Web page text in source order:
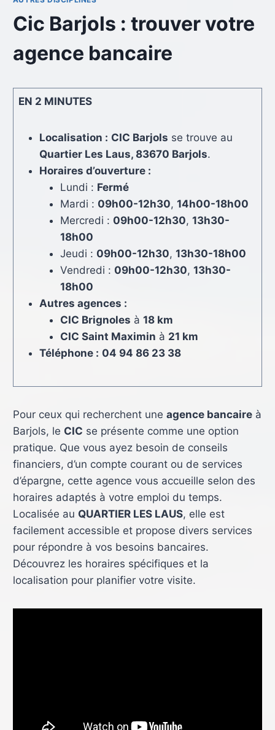
Cic Barjols : trouver votre
agence bancaire
EN 2 MINUTES
Localisation : CIC Barjols se trouve au
Quartier Les Laus, 83670 Barjols.
Horaires d’ouverture :
Lundi : Fermé
Mardi : 09h00-12h30,14h00-18h00
Mercredi : 09h00-12h30,13h30-
18h00
Jeudi : 09h00-12h30,13h30-18h00
Vendredi : 09h00-12h30,13h30-
18h00
Autres agences :
CIC Brignoles à18 km
CIC Saint Maximin à 21 km
Téléphone : 04 94 86 23 38
Pour ceux qui recherchent une agence bancaireà
Barjols, le CIC se présente comme une option
pratique. Que vous ayez besoin de conseils
financiers, d’un compte courant ou de services
d’épargne, cette agence vous accueille selon des
horaires adaptés à votre emploi du temps.
Localisée au QUARTIER LES LAUS, elle est
facilement accessible et propose divers services
pour répondre à vos besoins bancaires.
Découvrez les horaires spécifiques et la
localisation pour planifier votre visite.